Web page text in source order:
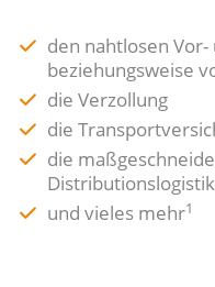
den nahtlosen
beziehungsweise
die Verzollung
die
die
Distributionslogistik
und vieles mehr1